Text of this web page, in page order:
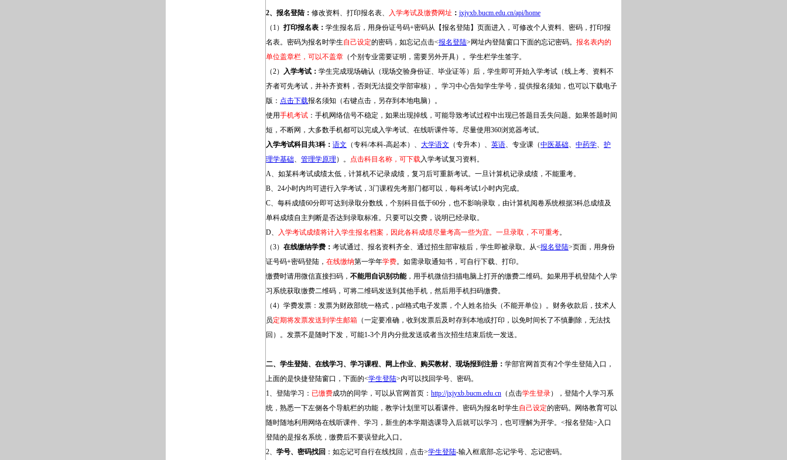
2、报名登陆： 修改资料、打印报名表、 入学考试及缴费网址 ： jxjyxb.bucm.edu.cn/api/home
（1） 打印报名表： 学生报名后，用身份证号码+密码从【报名登陆】页面进入，可修改个人资料、密码，打印报
名表。密码为报名时学生自己设定的密码，如忘记点击<报名登陆>网址内登陆窗口下面的忘记密码。 报名表内的
单位盖章栏，可以不盖章 （个别专业需要证明，需要另外开具）。学生栏学生签字。
（2） 入学考试： 学生完成现场确认（现场交验身份证、毕业证等）后，学生即可开始入学考试（线上考、资料不
齐者可先考试，并补齐资料，否则无法提交学部审核）。学习中心告知学生学号，提供报名须知，也可以下载电子
版： 点击下载报名须知（右键点击，另存到本地电脑）。
使用手机考试 ：手机网络信号不稳定，如果出现掉线，可能导致考试过程中出现已答题目丢失问题。如果答题时间
短，不断网，大多数手机都可以完成入学考试、在线听课件等。尽量使用360浏览器考试。
入学考试科目共3科： 语文 （专科/本科-高起本）、 大学语文 （专升本）、 英语、专业课（中医基础、 中药学、 护
理学基础、 管理学原理 ）。 点击科目名称，可下载入学考试复习资料。
A、如某科考试成绩太低，计算机不记录成绩，复习后可重新考试。一旦计算机记录成绩，不能重考。
B、24小时内均可进行入学考试，3门课程先考那门都可以，每科考试1小时内完成。
C、每科成绩60分即可达到录取分数线，个别科目低于60分，也不影响录取，由计算机阅卷系统根据3科总成绩及
单科成绩自主判断是否达到录取标准。只要可以交费，说明已经录取。
D、
入学考试成绩将计入学生报名档案，因此各科成绩尽量考高一些为宜。一旦录取，不可重考。
（3） 在线缴纳学费： 考试通过、报名资料齐全、通过招生部审核后，学生即被录取。从<报名登陆>页面，用身份
证号码+密码登陆， 在线缴纳第一学年学费。如需录取通知书，可自行下载、打印。
缴费时请用微信直接扫码， 不能用自识别功能，用手机微信扫描电脑上打开的缴费二维码。如果用手机登陆个人学
习系统获取缴费二维码，可将二维码发送到其他手机，然后用手机扫码缴费。
（4）学费发票：发票为财政部统一格式，pdf格式电子发票，个人姓名抬头（不能开单位）。财务收款后，技术人
员定期将发票发送到学生邮箱 （一定要准确，收到发票后及时存到本地或打印，以免时间长了不慎删除，无法找
回）。发票不是随时下发，可能1-3个月内分批发送或者当次招生结束后统一发送。
二、学生登陆、在线学习、学习课程、网上作业、购买教材、现场报到注册： 学部官网首页有2个学生登陆入口，
上面的是快捷登陆窗口，下面的<学生登陆>内可以找回学号、密码。
1、登陆学习： 已缴费成功的同学，可以从官网首页： http://jxjyxb.bucm.edu.cn （点击学生登录），登陆个人学习系
统，熟悉一下左侧各个导航栏的功能，教学计划里可以看课件。密码为报名时学生自己设定的密码。网络教育可以
随时随地利用网络在线听课件、学习，新生的本学期选课导入后就可以学习，也可理解为开学。<报名登陆>入口
登陆的是报名系统，缴费后不要误登此入口。
2、 学号、密码找回 ：如忘记可自行在线找回，点击>学生登陆-输入框底部-忘记学号、忘记密码。